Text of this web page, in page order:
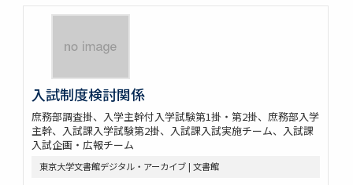
入試制度検討関係
庶務部調査掛、入学主幹付入学試験第1掛・第2掛、庶務部入学
主幹、入試課入学試験第2掛、入試課入試実施チーム、入試課
入試企画・広報チーム
東京大学文書館デジタル・アーカイブ | 文書館